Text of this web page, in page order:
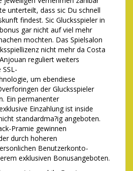
unterteilt, dass sic Du schnell
findest. Sic Glucksspieler in
gar nicht auf viel mehr
mochten. Das Spielsalon
nicht mehr da Costa
reguliert weiters
um ebendiese
der Glucksspieler
Ein permanenter
Einzahlung ist inside
standardma?ig angeboten.
Pramie gewinnen
durch hoheren
Benutzerkonto-
exklusiven Bonusangeboten.